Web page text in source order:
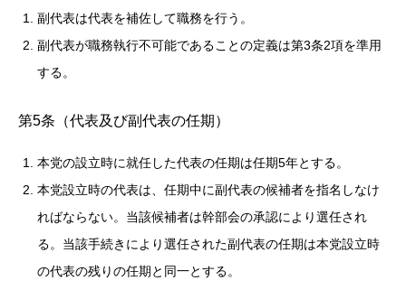
副代表は代表を補佐して職務を行う。
副代表が職務執行不可能であることの定義は第3条2項を準用
する。
第5条（代表及び副代表の任期）
本党の設立時に就任した代表の任期は任期5年とする。
本党設立時の代表は、任期中に副代表の候補者を指名しなけ
ればならない。当該候補者は幹部会の承認により選任され
る。当該手続きにより選任された副代表の任期は本党設立時
の代表の残りの任期と同一とする。